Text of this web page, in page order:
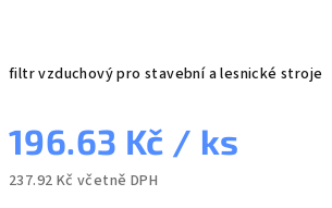
filtr vzduchový pro stavební a lesnické stroje
196.63 Kč / ks
237.92 Kč včetně DPH